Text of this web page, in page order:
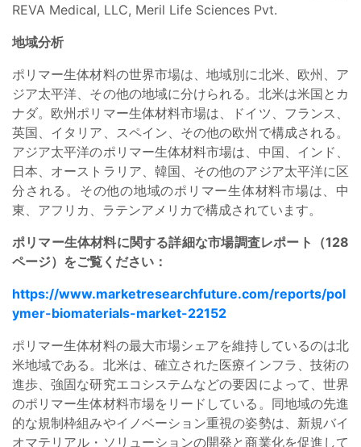
REVA Medical, LLC, Meril Life Sciences Pvt.
地域分析
ポリマー生体材料の世界市場は、地域別に北米、欧州、ア
ジア太平洋、その他の地域に分けられる。北米は米国とカ
ナダ。欧州ポリマー生体材料市場は、ドイツ、フランス、
英国、イタリア、スペイン、その他の欧州で構成される。
アジア太平洋のポリマー生体材料市場は、中国、インド、
日本、オーストラリア、韓国、その他のアジア太平洋に区
分される。その他の地域のポリマー生体材料市場は、中
東、アフリカ、ラテンアメリカで構成されています。
ポリマー生体材料に関する詳細な市場調査レポート（128
ページ）をご覧ください：
https://www.marketresearchfuture.com/reports/pol
ymer-biomaterials-market-22152
ポリマー生体材料の最大市場シェアを維持しているのは北
米地域である。北米は、確立された医療インフラ、技術の
進歩、強固な研究エコシステムなどの要因によって、世界
のポリマー生体材料市場をリードしている。同地域の先進
的な規制枠組みやイノベーション重視の姿勢は、新規バイ
オマテリアル・ソリューションの開発と商業化を促進して